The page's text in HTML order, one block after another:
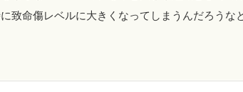
致命傷レベルに大きくなってしまうんだろうなと